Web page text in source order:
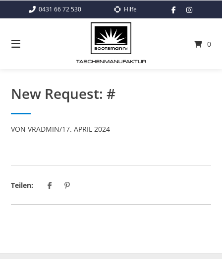
0431 66 72 530 Hilfe
0
New Request: #
VONVRADMIN/17. APRIL 2024
Teilen: